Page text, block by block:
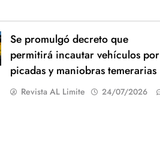
Se promulgó decreto que
permitirá incautar vehículos por
picadas y maniobras temerarias
Revista AL Limite 24/07/2026